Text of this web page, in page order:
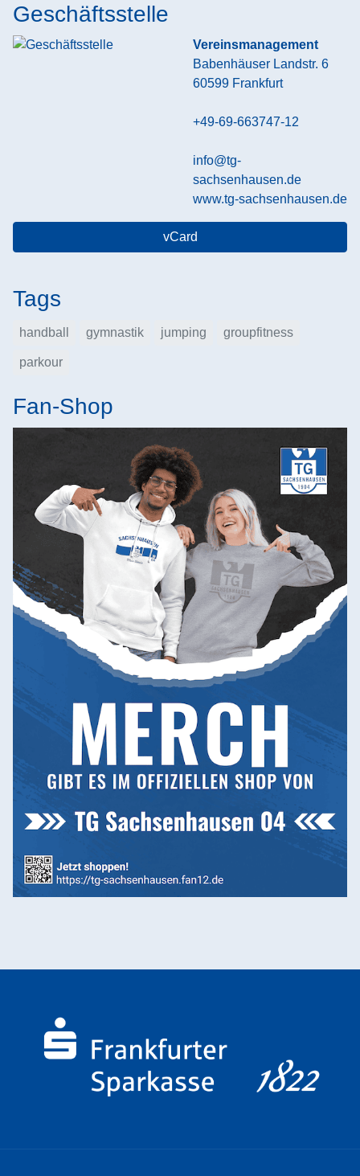
Geschäftsstelle
Vereinsmanagement
Babenhäuser Landstr. 6
60599 Frankfurt
+49-69-663747-12
info@tg-
sachsenhausen.de
www.tg-sachsenhausen.de
vCard
Tags
handball gymnastik jumping groupfitness
parkour
Fan-Shop